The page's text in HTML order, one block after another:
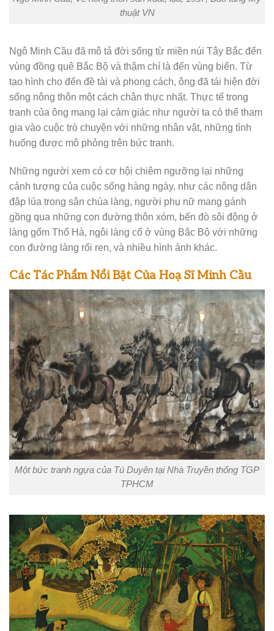
thuật VN
Ngô Minh Cầu đã mô tả đời sống từ miền núi Tây Bắc đến
vùng đồng quê Bắc Bộ và thậm chí là đến vùng biển. Từ
tạo hình cho đến đề tài và phong cách, ông đã tái hiện đời
sống nông thôn một cách chân thực nhất. Thực tế trong
tranh của ông mang lại cảm giác như người ta có thể tham
gia vào cuộc trò chuyện với những nhân vật, những tình
huống được mô phỏng trên bức tranh.
Những người xem có cơ hội chiêm ngưỡng lại những
cảnh tượng của cuộc sống hàng ngày, như các nông dân
đập lúa trong sân chùa làng, người phụ nữ mang gánh
gồng qua những con đường thôn xóm, bến đò sôi động ở
làng gốm Thổ Hà, ngôi làng cổ ở vùng Bắc Bộ với những
con đường làng rối ren, và nhiều hình ảnh khác.
Các Tác Phẩm Nổi Bật Của Hoạ Sĩ Minh Cầu
Một bức tranh ngựa của Tú Duyên tại Nhà Truyền thống TGP
TPHCM